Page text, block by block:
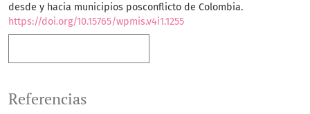
desde y hacia municipios posconflicto de Colombia.
https://doi.org/10.15765/wpmis.v4i1.1255
Referencias